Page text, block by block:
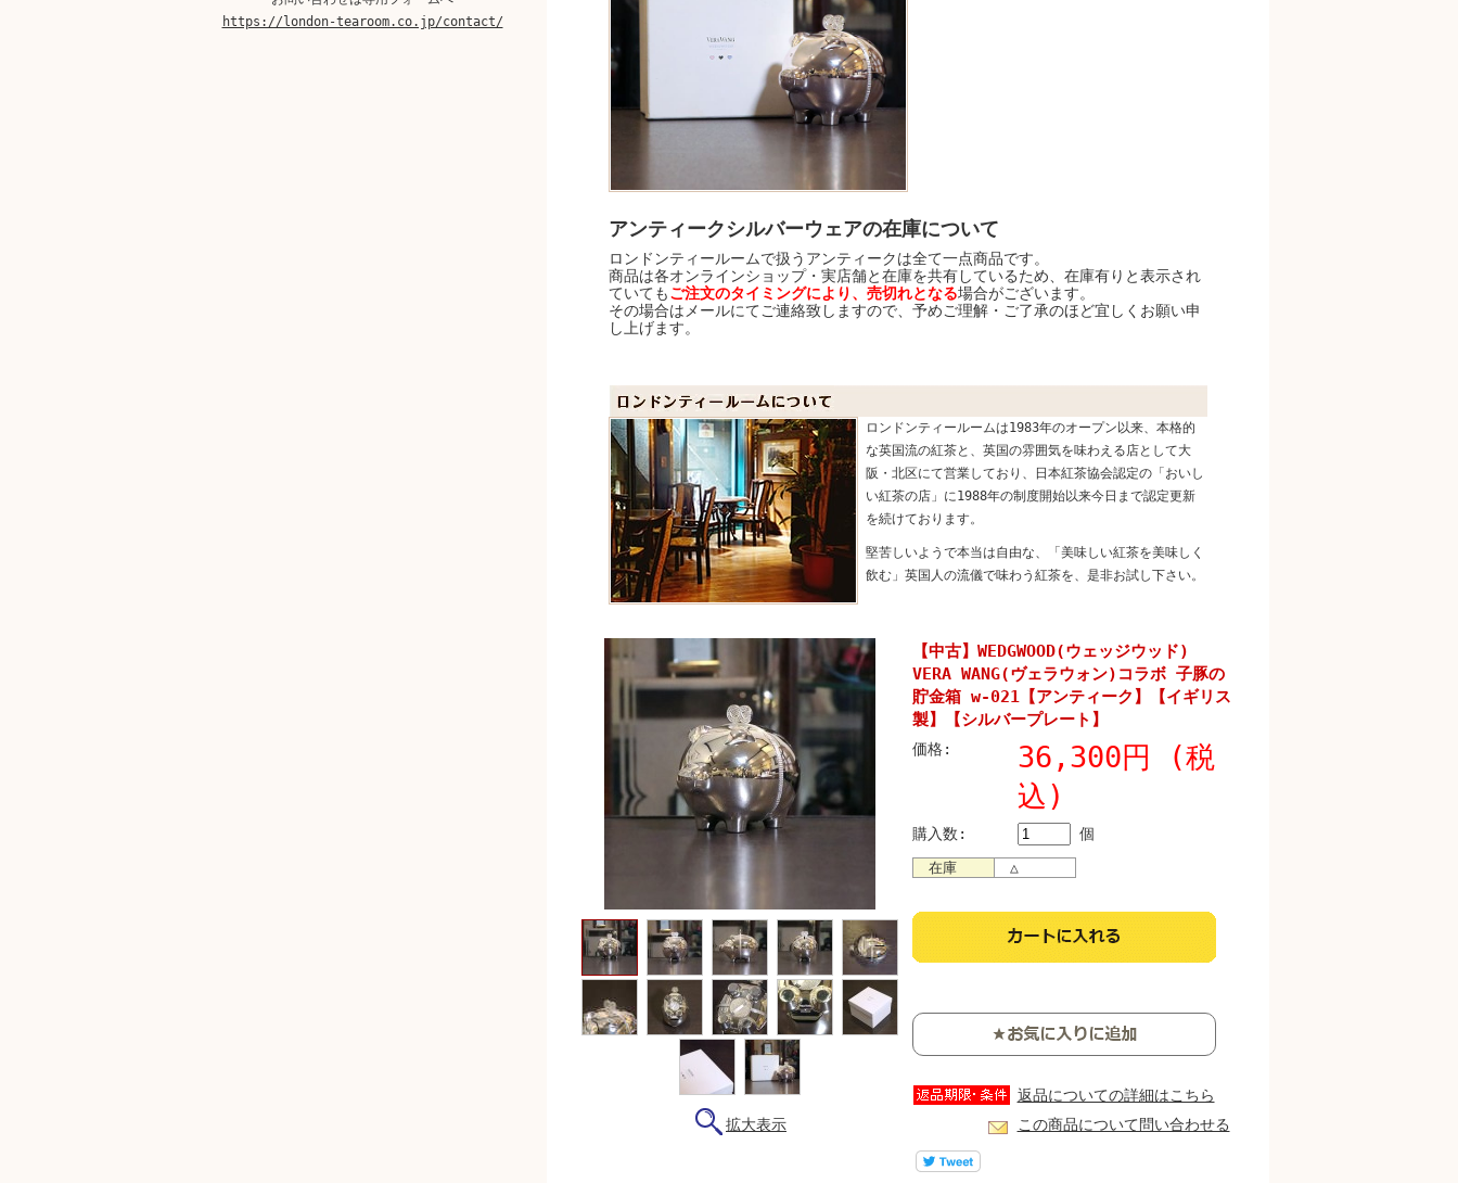
https://london-tearoom.co.jp/contact/
アンティークシルバーウェアの在庫について
ロンドンティールームで扱うアンティークは全て一点商品です。
商品は各オンラインショップ・実店舗と在庫を共有しているため、在庫有りと表示され
ていてもご注文のタイミングにより、売切れとなる場合がございます。
その場合はメールにてご連絡致しますので、予めご理解・ご了承のほど宜しくお願い申
し上げます。
ロンドンティールームは1983年のオープン以来、本格的
な英国流の紅茶と、英国の雰囲気を味わえる店として大
阪・北区にて営業しており、日本紅茶協会認定の「おいし
い紅茶の店」に1988年の制度開始以来今日まで認定更新
を続けております。
堅苦しいようで本当は自由な、「美味しい紅茶を美味しく
飲む」英国人の流儀で味わう紅茶を、是非お試し下さい。
拡大表示
【中古】WEDGWOOD(ウェッジウッド)
VERA WANG(ヴェラウォン)コラボ 子豚の
貯金箱 w-021【アンティーク】【イギリス
製】【シルバープレート】
価格:
36,300円 (税
込)
購入数: 個
在庫 △
返品についての詳細はこちら
この商品について問い合わせる